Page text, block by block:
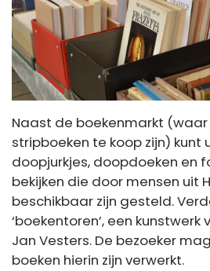
Naast de boekenmarkt (waar
stripboeken te koop zijn) kunt
doopjurkjes, doopdoeken en
bekijken die door mensen uit
beschikbaar zijn gesteld.
‘boekentoren’, een
Jan Vesters. De bezoeker
boeken hierin zijn verwerkt.